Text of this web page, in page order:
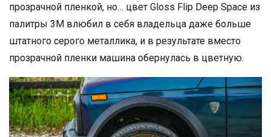
прозрачной пленкой, но… цвет Gloss Flip Deep Space из
палитры 3M влюбил в себя владельца даже больше
штатного серого металлика, и в результате вместо
прозрачной пленки машина обернулась в цветную.